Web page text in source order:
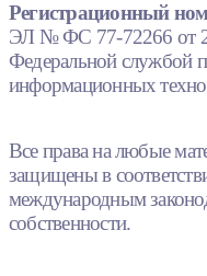
Регистрационный
ЭЛ № ФС 77-72266 от
Федеральной службой
информационных
Все права на любые
защищены в
международным
собственности.